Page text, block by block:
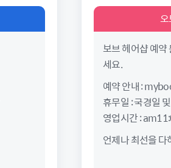
보브 헤어샵 예약
세요.
예약 안내 :
휴무일 : 국경일
영업시간 :
언제나 최선을